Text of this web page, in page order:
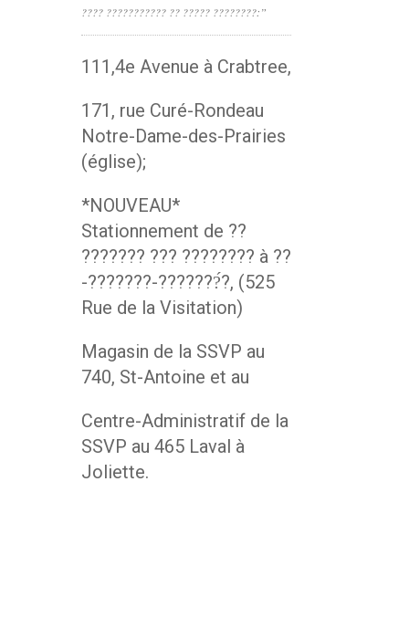
???? ??????????? ?? ????? ????????:”
111,4e Avenue à Crabtree,
171, rue Curé-Rondeau
Notre-Dame-des-Prairies
(église);
*NOUVEAU*
Stationnement de ??
??????? ??? ???????? à ??
-???????-???????́?, (525
Rue de la Visitation)
Magasin de la SSVP au
740, St-Antoine et au
Centre-Administratif de la
SSVP au 465 Laval à
Joliette.